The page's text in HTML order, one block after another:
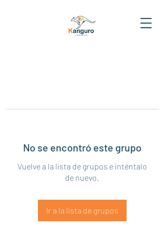
No se encontró este grupo
Vuelve a la lista de grupos e inténtalo
de nuevo.
Ir a la lista de grupos